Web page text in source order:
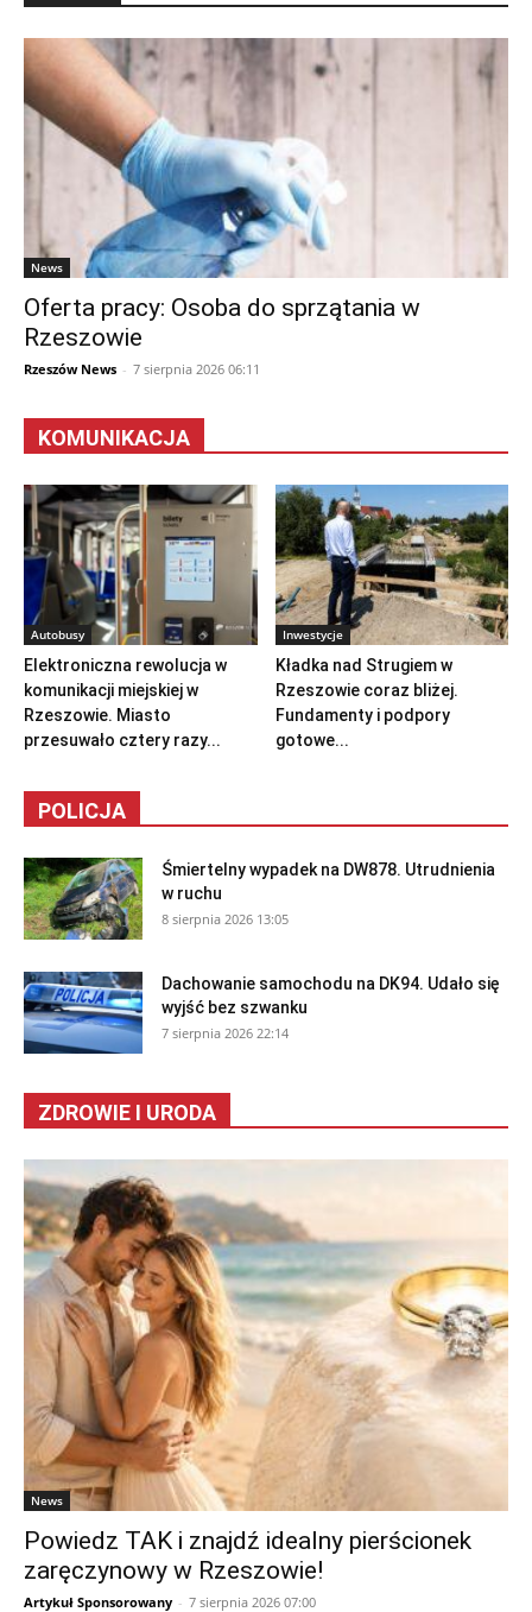
News
Oferta pracy: Osoba do sprzątania w
Rzeszowie
Rzeszów News - 7 sierpnia 2026 06:11
KOMUNIKACJA
Autobusy
Elektroniczna rewolucja w
komunikacji miejskiej w
Rzeszowie. Miasto
przesuwało cztery razy...
Inwestycje
Kładka nad Strugiem w
Rzeszowie coraz bliżej.
Fundamenty i podpory
gotowe...
POLICJA
Śmiertelny wypadek na DW878. Utrudnienia
w ruchu
8 sierpnia 2026 13:05
Dachowanie samochodu na DK94. Udało się
wyjść bez szwanku
7 sierpnia 2026 22:14
ZDROWIE I URODA
News
Powiedz TAK i znajdź idealny pierścionek
zaręczynowy w Rzeszowie!
Artykuł Sponsorowany - 7 sierpnia 2026 07:00